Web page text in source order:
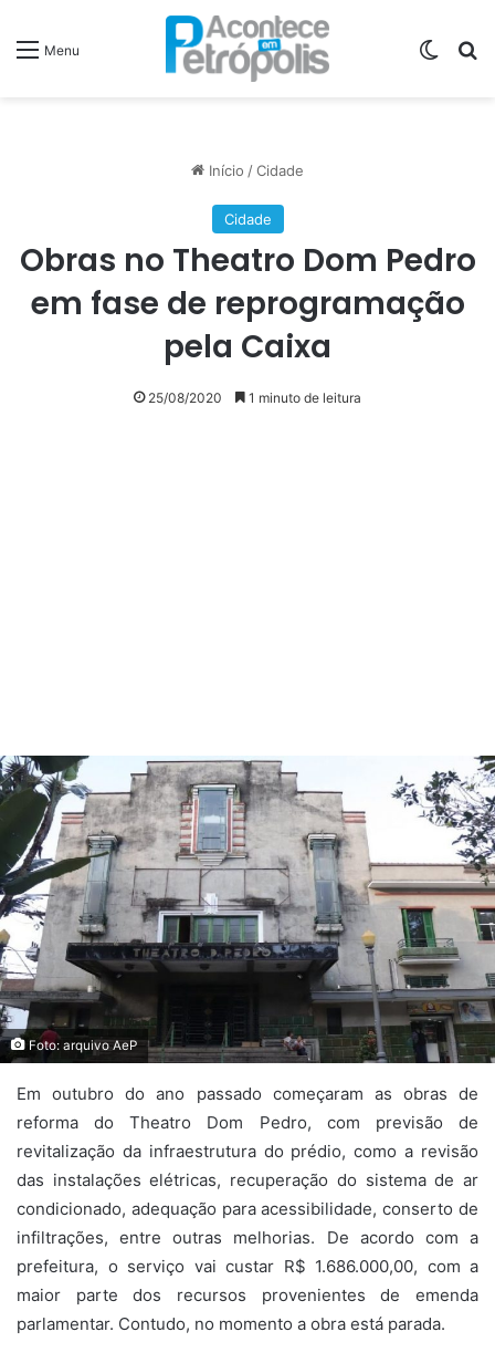
Menu
Início /Cidade
Cidade
Obras no Theatro Dom Pedro
em fase de reprogramação
pela Caixa
25/08/2020 1 minuto de leitura
Foto: arquivo AeP
Em outubro do ano passado começaram as obras de
reforma do Theatro Dom Pedro, com previsão de
revitalização da infraestrutura do prédio, como a revisão
das instalações elétricas, recuperação do sistema de ar
condicionado, adequação para acessibilidade, conserto de
infiltrações, entre outras melhorias. De acordo com a
prefeitura, o serviço vai custar R$ 1.686.000,00, com a
maior parte dos recursos provenientes de emenda
parlamentar. Contudo, no momento a obra está parada.